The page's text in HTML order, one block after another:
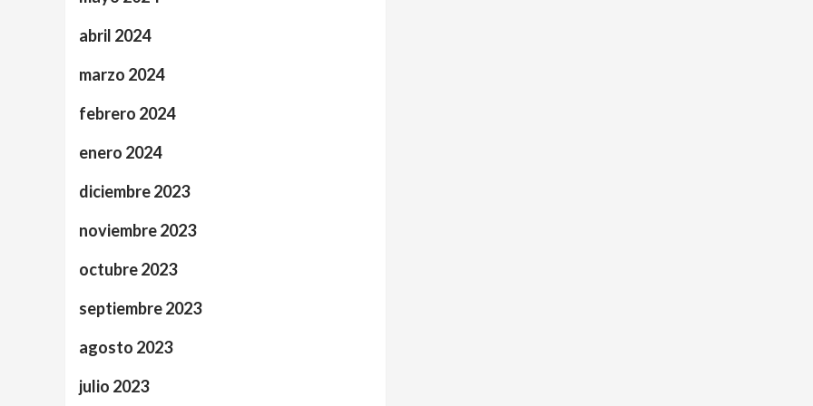
abril 2024
marzo 2024
febrero 2024
enero 2024
diciembre 2023
noviembre 2023
octubre 2023
septiembre 2023
agosto 2023
julio 2023